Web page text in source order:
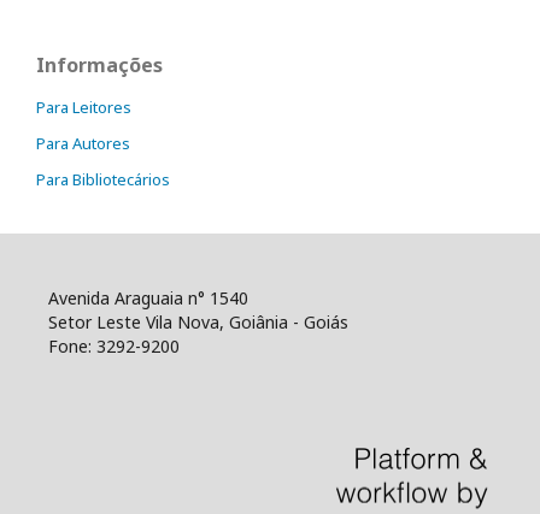
Informações
Para Leitores
Para Autores
Para Bibliotecários
Avenida Araguaia n° 1540
Setor Leste Vila Nova, Goiânia - Goiás
Fone: 3292-9200